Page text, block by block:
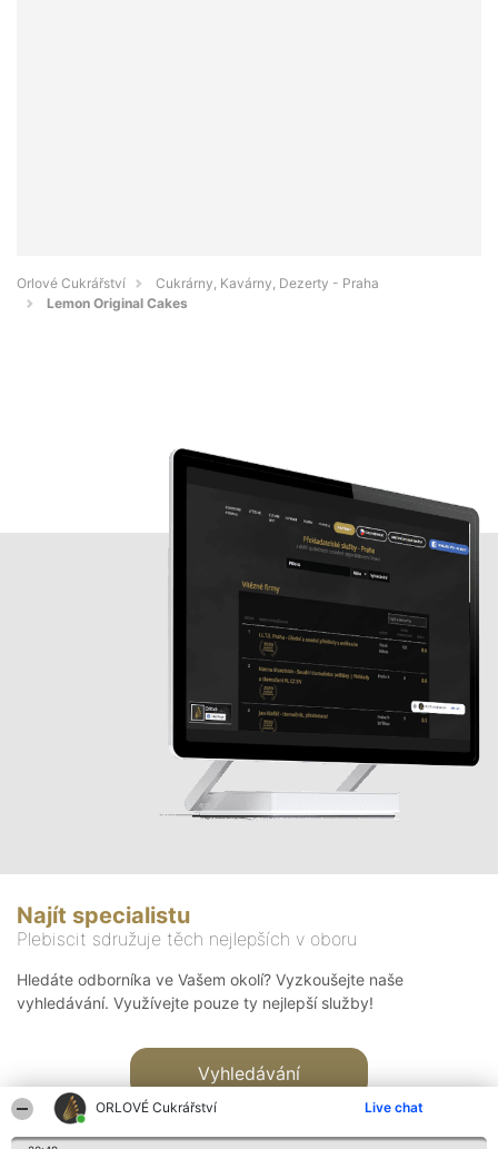
ORLOVÉ Cukrářství Live chat
Orlové Cukrářství
Cukrárny, Kavárny, Dezerty - Praha
Lemon Original Cakes
Najít specialistu
Plebiscit sdružuje těch nejlepších v oboru
Hledáte odborníka ve Vašem okolí? Vyzkoušejte naše
vyhledávání. Využívejte pouze ty nejlepší služby!
Vyhledávání